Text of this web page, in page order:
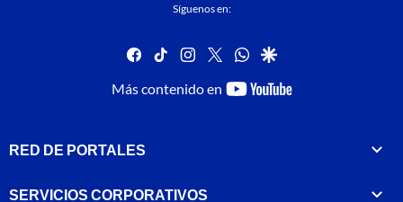
Síguenos en:
facebook
tiktok instagram
twitterwhatsapp
google
Más contenido en
youtube-
RED DE PORTALES
SERVICIOS CORPORATIVOS